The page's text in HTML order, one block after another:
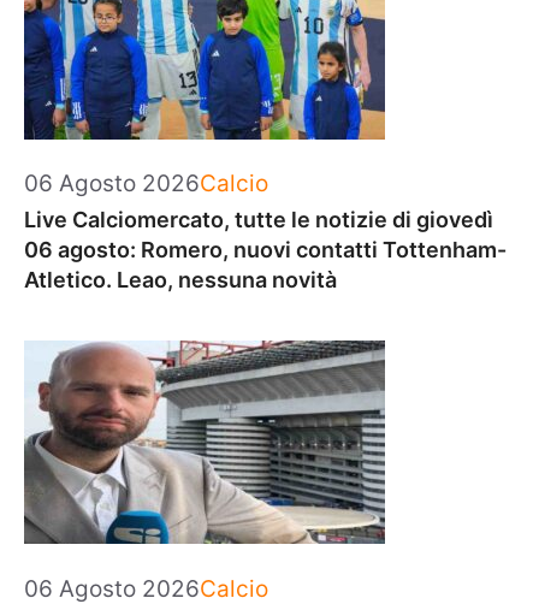
06 Agosto 2026Categorie
Calcio
Live Calciomercato, tutte le notizie di giovedì
06 agosto: Romero, nuovi contatti Tottenham-
Atletico. Leao, nessuna novità
06 Agosto 2026Categorie
Calcio